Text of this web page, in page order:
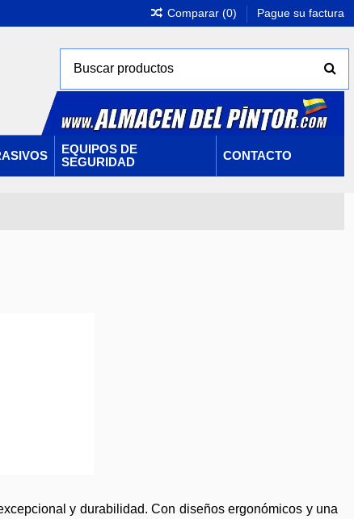
Comparar (0) Pague su factura
EQUIPOS DE
SEGURIDAD
CONTACTO
y durabilidad. Con diseños ergonómicos y una